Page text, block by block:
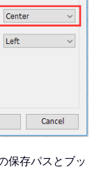
保存パスとブッ